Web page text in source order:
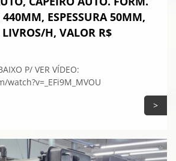
ESPESSURA 50MM,
H, VALOR R$
P/ VER VÍDEO:
>